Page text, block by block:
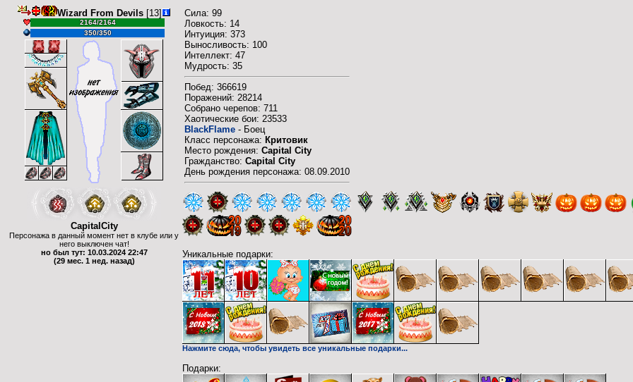
Wizard From Devils [13]
2164/2164
350/350
CapitalCity
Персонажа в данный момент нет в клубе или у
него выключен чат!
но был тут: 10.03.2024 22:47
(29 мес. 1 нед. назад)
Сила: 99
Ловкость: 14
Интуиция: 373
Выносливость: 100
Интеллект: 47
Мудрость: 35
Побед: 366619
Поражений: 28214
Собрано черепов: 711
Хаотические бои: 23533
BlackFlame - Боец
Класс персонажа: Критовик
Место рождения: Capital City
Гражданство: Capital City
День рождения персонажа: 08.09.2010
Уникальные подарки:
Нажмите сюда, чтобы увидеть все уникальные подарки...
Подарки: